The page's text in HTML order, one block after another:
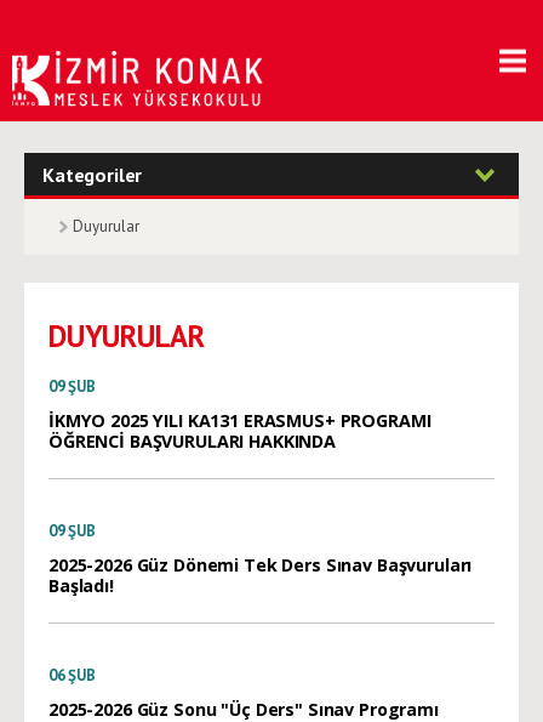
Kategoriler
Duyurular
DUYURULAR
09ŞUB
İKMYO 2025 YILI KA131 ERASMUS+ PROGRAMI
ÖĞRENCİ BAŞVURULARI HAKKINDA
09ŞUB
2025-2026 Güz Dönemi Tek Ders Sınav Başvuruları
Başladı!
06ŞUB
2025-2026 Güz Sonu "Üç Ders" Sınav Programı